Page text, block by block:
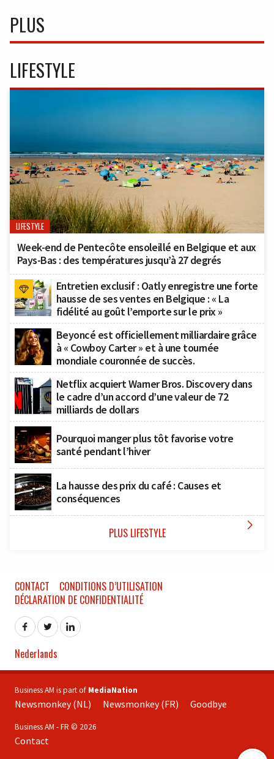
PLUS
LIFESTYLE
LIFESTYLE
Week-end de Pentecôte ensoleillé en Belgique et aux
Pays-Bas : des températures jusqu’à 27 degrés
Entretien exclusif : Oatly enregistre une forte
hausse de ses ventes en Belgique : « La
fidélité au goût l’emporte sur le prix »
Beyoncé est officiellement milliardaire grâce
à « Cowboy Carter » et à une tournée
mondiale couronnée de succès.
Netflix acquiert Warner Bros. Discovery dans
le cadre d’un accord d’une valeur de 72
milliards de dollars
Pourquoi manger plus tôt favorise votre
santé pendant l’hiver
La hausse des prix du café : Causes et
conséquences
PLUS LIFESTYLE 
CONTACT
CONDITIONS D’UTILISATION
DÉCLARATION DE CONFIDENTIALITÉ
Nederlands
Business AM is part of MediaNation
Newsmonkey (NL) Newsmonkey (FR) Goodbye
Business AM - FR © 2026
Contact